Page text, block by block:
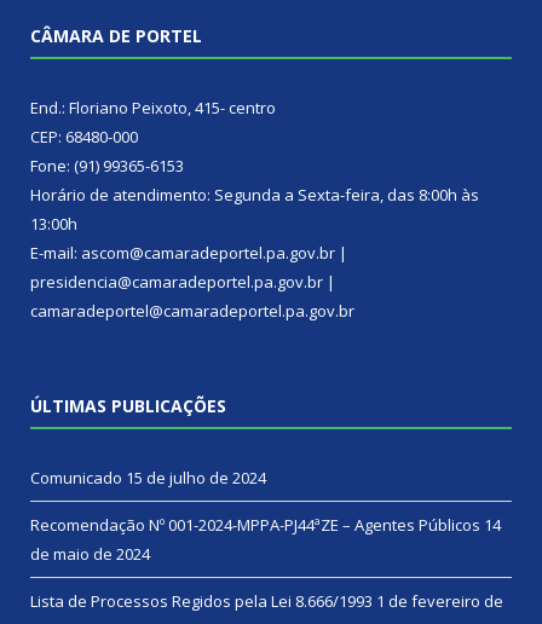
CÂMARA DE PORTEL
End.: Floriano Peixoto, 415- centro
CEP: 68480-000
Fone: (91) 99365-6153
Horário de atendimento: Segunda a Sexta-feira, das 8:00h às
13:00h
E-mail: ascom@camaradeportel.pa.gov.br |
presidencia@camaradeportel.pa.gov.br |
camaradeportel@camaradeportel.pa.gov.br
ÚLTIMAS PUBLICAÇÕES
Comunicado 15 de julho de 2024
Recomendação Nº 001-2024-MPPA-PJ44ªZE – Agentes Públicos 14
de maio de 2024
Lista de Processos Regidos pela Lei 8.666/1993 1 de fevereiro de